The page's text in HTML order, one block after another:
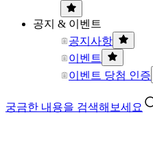
공지 & 이벤트
공지사항
이벤트
이벤트 당첨 인증
궁금한 내용을 검색해보세요